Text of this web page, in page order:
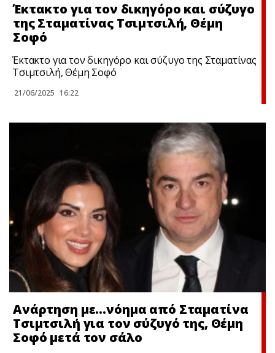
Έκτακτo για τον δικηγόρο και σύζυγο
της Σταματίνας Τσιμτσιλή, Θέμη
Σοφό
Έκτακτo για τον δικηγόρο και σύζυγο της Σταματίνας
Τσιμτσιλή, Θέμη Σοφό
21/06/2025 16:22
Ανάρτηση με…νόημα από Σταματίνα
Τσιμτσιλή για τον σύζυγό της, Θέμη
Σοφό μετά τον σάλo